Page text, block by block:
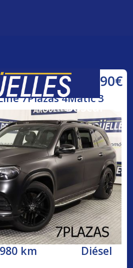
Buscar
81.990€
7Plazas 4Matic 3
km Diésel